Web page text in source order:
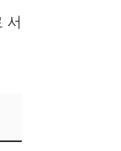
서